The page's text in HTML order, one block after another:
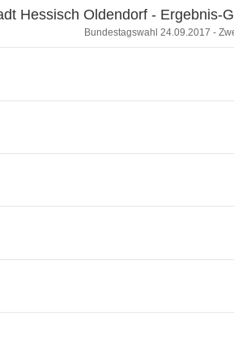
Hessisch Oldendorf - Ergebnis-
Bundestagswahl 24.09.2017 -